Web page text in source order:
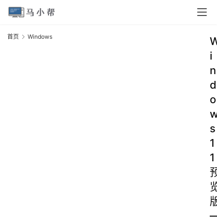
首页 Windows
i
n
d
o
s
1
1